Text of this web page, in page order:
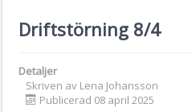
Driftstörning 8/4
Detaljer
Skriven av Lena Johansson
Publicerad 08 april 2025